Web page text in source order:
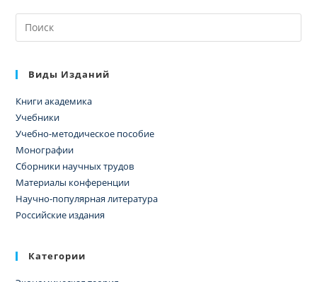
Виды Изданий
Книги академика
Учебники
Учебно-методическое пособие
Монографии
Сборники научных трудов
Материалы конференции
Научно-популярная литература
Российские издания
Категории